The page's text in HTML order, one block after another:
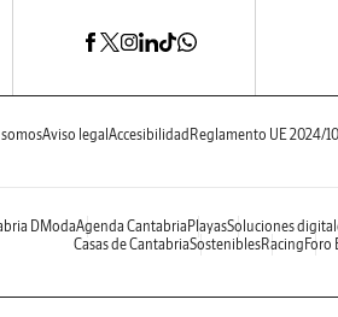
Aviso legal Accesibilidad Reglamento UE 2024/
DModaAgenda Cantabria PlayasSoluciones
Casas de CantabriaSosteniblesRacing Foro